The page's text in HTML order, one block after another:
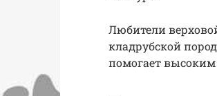
Любители
кладрубской
помогает высоким